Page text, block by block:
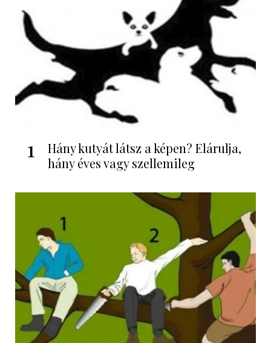
1
Hány kutyát látsz a képen? Elárulja,
hány éves vagy szellemileg